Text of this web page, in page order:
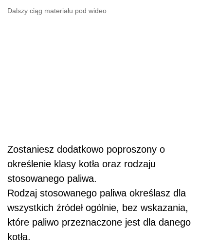
Dalszy ciąg materiału pod wideo
Zostaniesz dodatkowo poproszony o
określenie klasy kotła oraz rodzaju
stosowanego paliwa.
Rodzaj stosowanego paliwa określasz dla
wszystkich źródeł ogólnie, bez wskazania,
które paliwo przeznaczone jest dla danego
kotła.